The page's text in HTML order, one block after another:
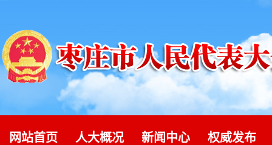
网站首页 人大概况 新闻中心 权威发布